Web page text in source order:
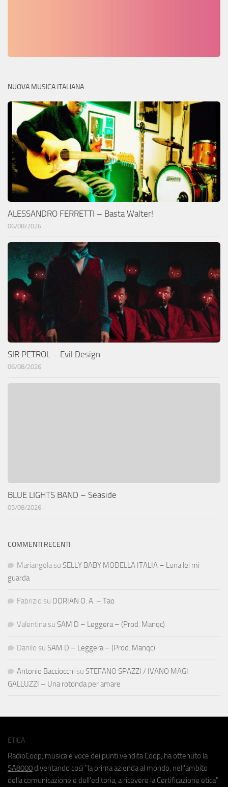
NUOVA MUSICA ITALIANA
ALESSANDRO FERRETTI – Basta Walter!
06/08/2026
SIR PETROL – Evil Design
06/08/2026
BLUE LIGHTS BAND – Seaside
05/08/2026
COMMENTI RECENTI
Mariangela su SELLY BABY MODELLA ITALIA – Luna lei mi
guarda
Fabrizio su DORIAN O. A. – Tao
Valentina su SAM D – Leggera – (Prod. Manqc)
Danilo su SAM D – Leggera – (Prod. Manqc)
Antonio Bacciocchi su STEFANO SPAZZI / IVANO MAGI
GALLUZZI – Una rotonda per amare
ETICA
RadioCoop, musica e voce dei punti vendita Coop, ha ottenuto la
SA8000 diventando così "la prima azienda al mondo, nell'ambito
della comunicazione e dell'editoria, a ricevere la Certificazione etica".